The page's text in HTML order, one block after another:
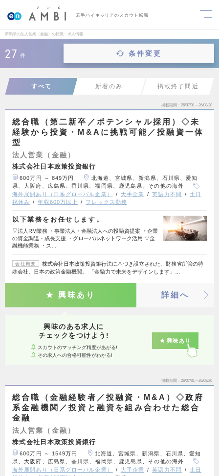
若手ハイキャリアのスカウト転職
新潟県の法人営業（金融）の転職・求人情報
27 件 条件変更
すべて 新着のみ 掲載終了間近
掲載期間 26/07/31～26/08/20
総合職（第二新卒／ポテンシャル採用）◇未
経験から投資・M&Aに挑戦可能／投融資一体
型
法人営業（金融）
株式会社日本政策投資銀行
600万円 ～ 849万円
北海道、宮城県、新潟県、石川県、愛知
県、大阪府、広島県、香川県、福岡県、鹿児島県、その他の海外
海外展開あり（日系グローバル企業）
大手企業 英語力不問
土日
祝休み
年収600万以上 フレックス勤務
以下業務をお任せします。
▽法人RM業務 ・事業法人・金融法人への投融資提案 ・企業
の資金調達・成長支援 ・グローバルネットワーク活用 ▽金
融機能業務 ・ス…
会社概要
株式会社日本政策投資銀行法に基づき設立された、財務省所管の特
殊会社、日本の政策金融機関。 「金融力で未来をデザインします」…
興味あり 詳細へ
興味のある求人に
チェックをつけよう!
スカウトのマッチング精度があがる!
その求人への合格可能性がわかる!
興味あり
掲載期間 26/07/31～26/08/20
総合職（金融経験者／投融資・M&A）◇政府
系金融機関／投資と融資を組み合わせた総合
金融
法人営業（金融）
株式会社日本政策投資銀行
600万円 ～ 1549万円
北海道、宮城県、新潟県、石川県、愛知
県、大阪府、広島県、香川県、福岡県、鹿児島県、その他の海外
海外展開あり（日系グローバル企業）
大手企業 英語力不問
土日